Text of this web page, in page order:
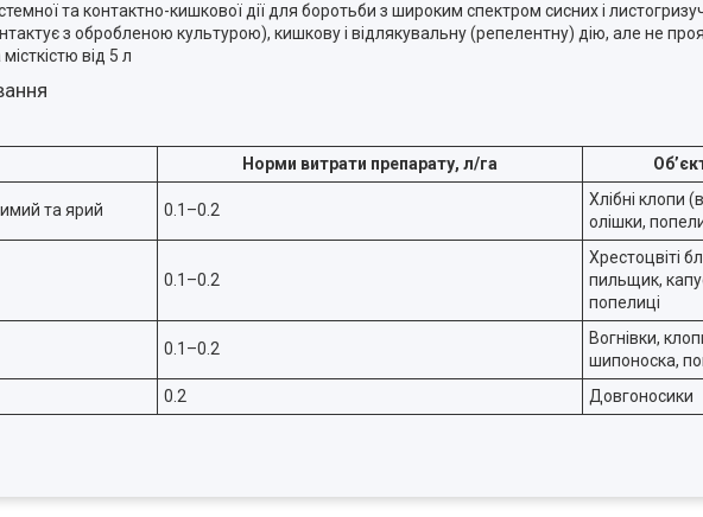
та контактно-кишкової дії для боротьби з широким спектром сисних і
з обробленою культурою), кишкову і відлякувальну (репелентну) дію, але не
від 5 л
Норми витрати препарату, л/га
та ярий 0.1–0.2
Хлібні клопи
олішки,
0.1–0.2
Хрестоцвіті
пильщик,
попелиці
0.1–0.2
Вогнівки,
шипоноска,
0.2 Довгоносики